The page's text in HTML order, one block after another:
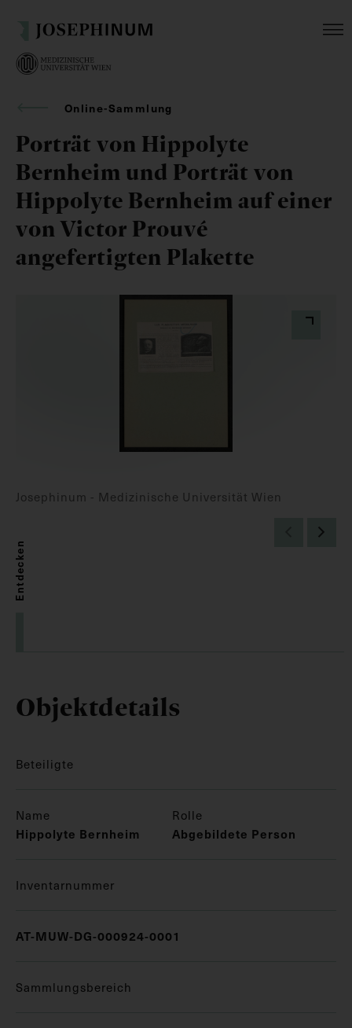
Online-Sammlung
Porträt von Hippolyte
Bernheim und Porträt von
Hippolyte Bernheim auf einer
von Victor Prouvé
angefertigten Plakette
Josephinum - Medizinische Universität Wien
Entdecken
Objektdetails
Beteiligte
Name Rolle
Hippolyte Bernheim Abgebildete Person
Inventarnummer
AT-MUW-DG-000924-0001
Sammlungsbereich